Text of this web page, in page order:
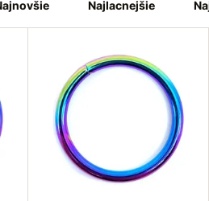
Najlacnejšie